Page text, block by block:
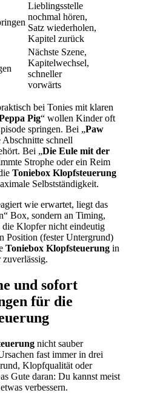
Lieblingsstelle
nochmal hören,
Satz wiederholen,
Kapitel zurück
Nächste Szene,
Kapitelwechsel,
schneller
vorwärts
bei Tonies mit klaren
Pig“ wollen Kinder oft
springen. Bei „Paw
schnell
Bei „Die Eule mit der
Strophe oder ein Reim
Toniebox Klopfsteuerung
Selbstständigkeit.
wie erwartet, liegt das
Box, sondern an Timing,
die Klopfer nicht eindeutig
Position (fester Untergrund)
Toniebox Klopfsteuerung in
zuverlässig.
und sofort
für die
nicht sauber
fast immer in drei
Klopfqualität oder
Gute daran: Du kannst meist
verbessern.